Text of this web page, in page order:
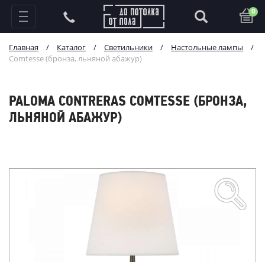
0
Главная / Каталог / Светильники / Настольные лампы
/
Comtesse (бронза, льняной абажур)
PALOMA CONTRERAS COMTESSE (БРОНЗА,
ЛЬНЯНОЙ АБАЖУР)